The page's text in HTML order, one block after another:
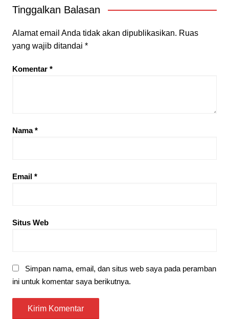
Tinggalkan Balasan
Alamat email Anda tidak akan dipublikasikan. Ruas
yang wajib ditandai *
Komentar *
Nama*
Email *
Situs Web
Simpan nama, email, dan situs web saya pada peramban
ini untuk komentar saya berikutnya.